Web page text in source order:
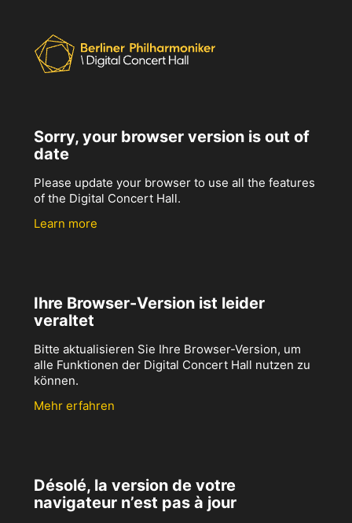
Sorry, your browser version is out of
date
Please update your browser to use all the features
of the Digital Concert Hall.
Learn more
Ihre Browser-Version ist leider
veraltet
Bitte aktualisieren Sie Ihre Browser-Version, um
alle Funktionen der Digital Concert Hall nutzen zu
können.
Mehr erfahren
Désolé, la version de votre
navigateur n’est pas à jour